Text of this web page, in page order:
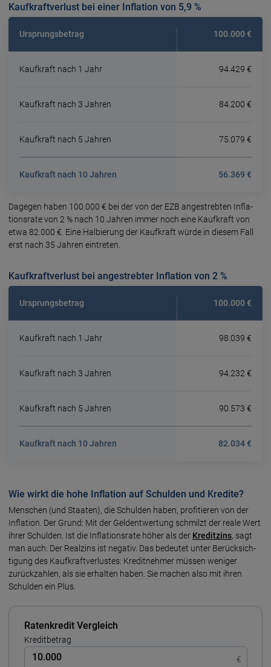
Kaufkraftverlust bei einer Inflation von 5,9 %
Ursprungsbetrag 100.000 €
Kaufkraft nach 1 Jahr 94.429 €
Kaufkraft nach 3 Jahren 84.200 €
Kaufkraft nach 5 Jahren 75.079 €
Kaufkraft nach 10 Jahren 56.369 €
Dagegen haben 100.000 € bei der von der EZB ange­streb­ten Infla­
tions­rate von 2 % nach 10 Jahren immer noch eine Kauf­kraft von
etwa 82.000 €. Eine Hal­bie­rung der Kauf­kraft würde in diesem Fall
erst nach 35 Jahren eintreten.
Kaufkraftverlust bei angestrebter Inflation von 2 %
Ursprungsbetrag 100.000 €
Kaufkraft nach 1 Jahr 98.039 €
Kaufkraft nach 3 Jahren 94.232 €
Kaufkraft nach 5 Jahren 90.573 €
Kaufkraft nach 10 Jahren 82.034 €
Wie wirkt die hohe Inflation auf Schulden und Kredite?
Menschen (und Staaten), die Schulden haben, profi­tieren von der
Inflation. Der Grund: Mit der Geld­ent­wertung schmilzt der reale Wert
ihrer Schulden. Ist die Infla­tions­rate höher als der Kredit­zins, sagt
man auch: Der Real­zins ist negativ. Das bedeutet unter Berück­sich­
tigung des Kauf­kraft­ver­lustes: Kredit­nehmer müssen weniger
zurück­zahlen, als sie erhalten haben. Sie machen also mit ihren
Schulden ein Plus.
Ratenkredit Vergleich
Kreditbetrag
€